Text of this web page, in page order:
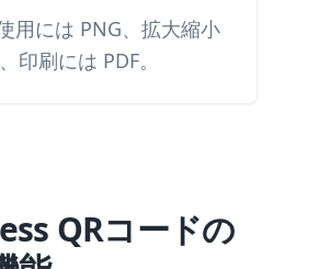
用には PNG、拡大縮小
印刷には PDF。
QRコードの